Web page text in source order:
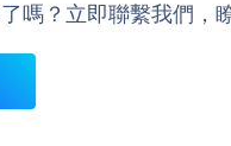
嗎？立即聯繫我們，